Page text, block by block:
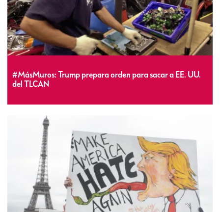
#MásMuros: Trump prepara orden para sacar a EE. UU.
del TLCAN